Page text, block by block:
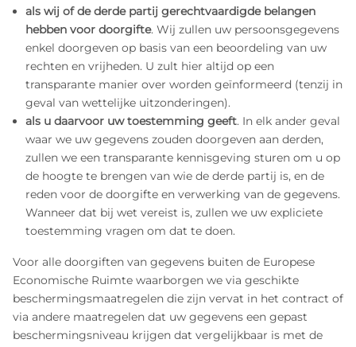
als wij of de derde partij gerechtvaardigde belangen
hebben voor doorgifte. Wij zullen uw persoonsgegevens
enkel doorgeven op basis van een beoordeling van uw
rechten en vrijheden. U zult hier altijd op een
transparante manier over worden geïnformeerd (tenzij in
geval van wettelijke uitzonderingen).
als u daarvoor uw toestemming geeft. In elk ander geval
waar we uw gegevens zouden doorgeven aan derden,
zullen we een transparante kennisgeving sturen om u op
de hoogte te brengen van wie de derde partij is, en de
reden voor de doorgifte en verwerking van de gegevens.
Wanneer dat bij wet vereist is, zullen we uw expliciete
toestemming vragen om dat te doen.
Voor alle doorgiften van gegevens buiten de Europese
Economische Ruimte waarborgen we via geschikte
beschermingsmaatregelen die zijn vervat in het contract of
via andere maatregelen dat uw gegevens een gepast
beschermingsniveau krijgen dat vergelijkbaar is met de